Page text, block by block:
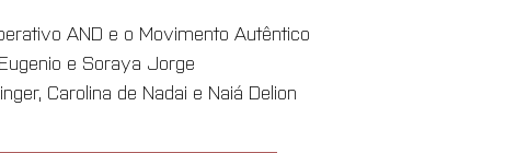
AND e o Movimento Autêntico
e Soraya Jorge
Carolina de Nadai e Naiá Delion